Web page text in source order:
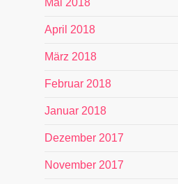
Mai 2018
April 2018
März 2018
Februar 2018
Januar 2018
Dezember 2017
November 2017